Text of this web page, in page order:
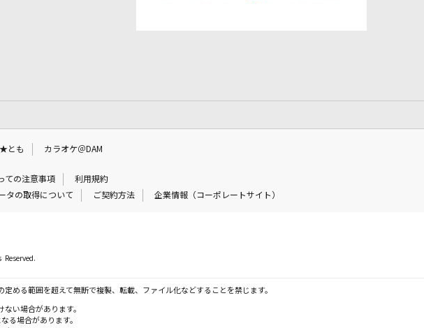
とも カラオケ＠DAM
ての注意事項
利用規約
タの取得について ご契約方法 企業情報（コーポレートサイト）
Reserved.
める範囲を超えて無断で複製、転載、ファイル化などすることを禁じます。
い場合があります。
る場合があります。